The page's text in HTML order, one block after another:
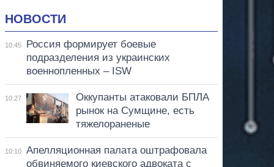
НОВОСТИ
10:45
Россия формирует боевые
подразделения из украинских
военнопленных – ISW
10:27
Оккупанты атаковали БПЛА
рынок на Сумщине, есть
тяжелораненые
10:10
Апелляционная палата оштрафовала
обвиняемого киевского адвоката с